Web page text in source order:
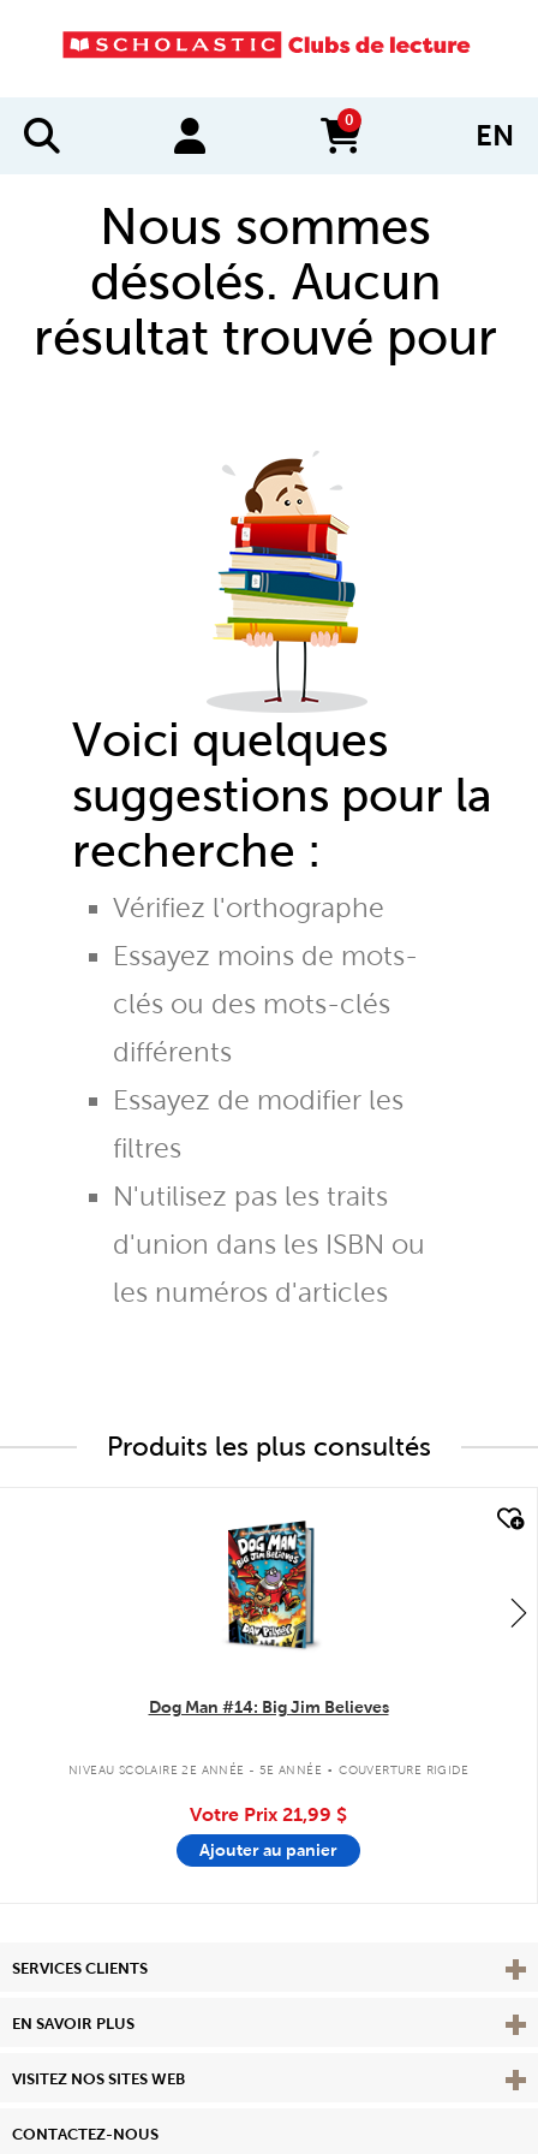
0
items in cart EN
Nous sommes
désolés. Aucun
résultat trouvé pour
Voici quelques
suggestions pour la
recherche :
Vérifiez l'orthographe
Essayez moins de mots-
clés ou des mots-clés
différents
Essayez de modifier les
filtres
N'utilisez pas les traits
d'union dans les ISBN ou
les numéros d'articles
Produits les plus consultés
Dog Man #14: Big Jim Believes
NIVEAU SCOLAIRE 2E ANNÉE - 5E ANNÉE . COUVERTURE RIGIDE
Votre Prix 21,99 $
Ajouter au panier
SERVICES CLIENTS
EN SAVOIR PLUS View
VISITEZ NOS SITES WEB
CONTACTEZ-NOUS